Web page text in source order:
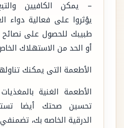
– يمكن الكافيين
يؤثروا على فعالية دواء
طبيبك للحصول على
أو الحد من الاستهلاك
الأطعمة التى يمكنك
الأطعمة الغنية
تحسين صحتك أيضا
الدرقية الخاصه بك،